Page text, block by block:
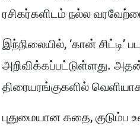
ரசிகர்களிடம் நல்ல
இந்நிலையில், ‘கான் சிட்டி’
அறிவிக்கப்பட்டுள்ளது.
திரையரங்குகளில்
புதுமையான கதை,